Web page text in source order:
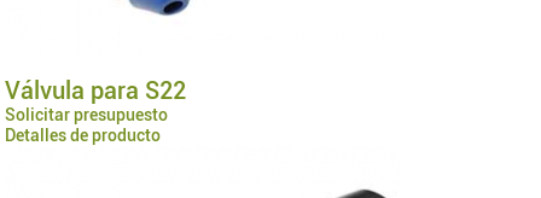
Válvula para S22
Solicitar presupuesto
Detalles de producto